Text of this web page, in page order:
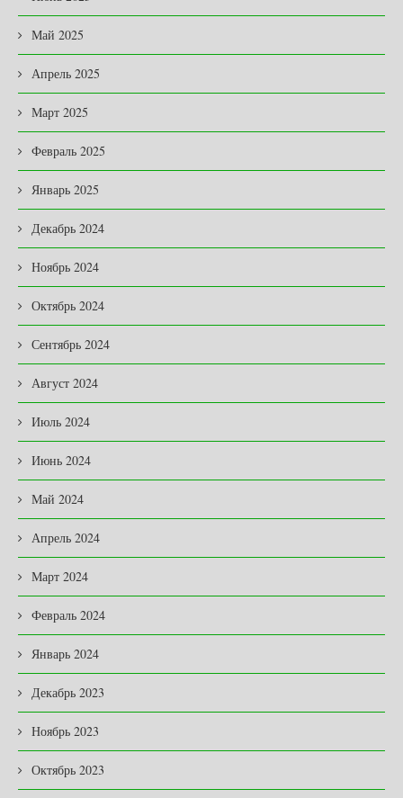
Май 2025
Апрель 2025
Март 2025
Февраль 2025
Январь 2025
Декабрь 2024
Ноябрь 2024
Октябрь 2024
Сентябрь 2024
Август 2024
Июль 2024
Июнь 2024
Май 2024
Апрель 2024
Март 2024
Февраль 2024
Январь 2024
Декабрь 2023
Ноябрь 2023
Октябрь 2023